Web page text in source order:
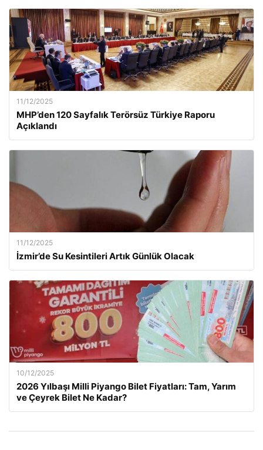
11/12/2025
MHP’den 120 Sayfalık Terörsüz Türkiye Raporu
Açıklandı
11/12/2025
İzmir’de Su Kesintileri Artık Günlük Olacak
10/12/2025
2026 Yılbaşı Milli Piyango Bilet Fiyatları: Tam, Yarım
ve Çeyrek Bilet Ne Kadar?